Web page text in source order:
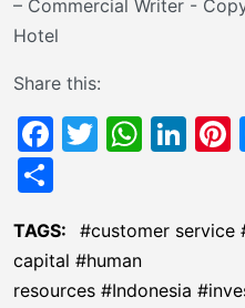
Share this:
Facebook
Twitter
TAGS: customer service
capital
human
resources
Indonesia